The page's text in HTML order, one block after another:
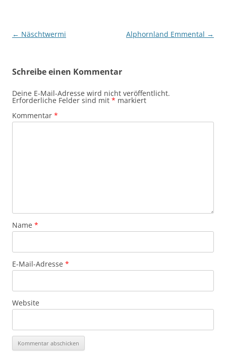
Beitragsnavigation
← Näschtwermi Alphornland Emmental →
Schreibe einen Kommentar
Deine E-Mail-Adresse wird nicht veröffentlicht.
Erforderliche Felder sind mit * markiert
Kommentar *
Name *
E-Mail-Adresse *
Website